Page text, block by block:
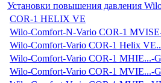
Установки повышения давления
COR-1 HELIX VE
Wilo-Comfort-N-Vario COR-1
Wilo-Comfort-Vario COR-1 Helix
Wilo-Comfort-Vario COR-1 MHIE...-
Wilo-Comfort-Vario COR-1 MVIE...-